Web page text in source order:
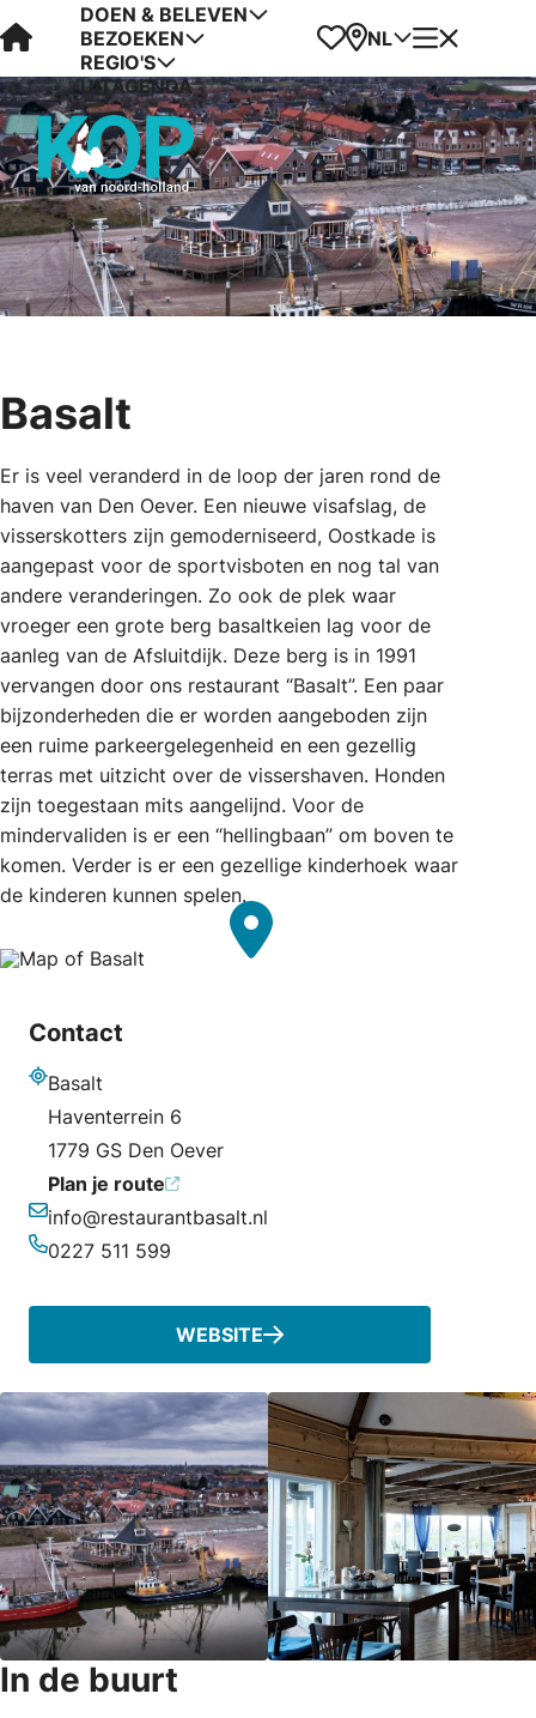
Visit Kop van Holland
DOEN & BELEVEN
BEZOEKEN
REGIO'S
UITAGENDA
Favorieten
Kaart
NL Menu
Basalt
Er is veel veranderd in de loop der jaren rond de
haven van Den Oever. Een nieuwe visafslag, de
visserskotters zijn gemoderniseerd, Oostkade is
aangepast voor de sportvisboten en nog tal van
andere veranderingen. Zo ook de plek waar
vroeger een grote berg basaltkeien lag voor de
aanleg van de Afsluitdijk. Deze berg is in 1991
vervangen door ons restaurant “Basalt”. Een paar
bijzonderheden die er worden aangeboden zijn
een ruime parkeergelegenheid en een gezellig
terras met uitzicht over de vissershaven. Honden
zijn toegestaan mits aangelijnd. Voor de
mindervaliden is er een “hellingbaan” om boven te
komen. Verder is er een gezellige kinderhoek waar
de kinderen kunnen spelen.
Contact
Basalt
Haventerrein 6
1779 GS Den Oever
Plan je route
E-mailadres
info@restaurantbasalt.nl
0227 511 599
WEBSITE
In de buurt